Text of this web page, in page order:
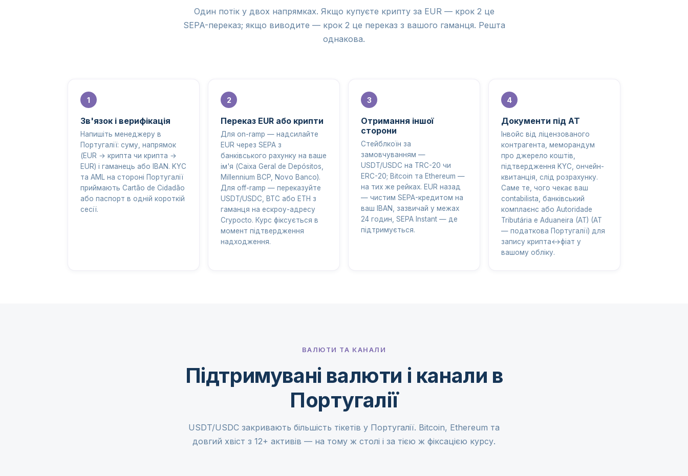
Один потік у двох напрямках. Якщо купуєте крипту за EUR — крок 2 це
SEPA-переказ; якщо виводите — крок 2 це переказ з вашого гаманця. Решта
однакова.
Зв'язок і верифікація
Напишіть менеджеру в
Португалії: суму, напрямок
(EUR → крипта чи крипта →
EUR) і гаманець або IBAN. KYC
та AML на стороні Португалії
приймають Cartão de Cidadão
або паспорт в одній короткій
сесії.
Переказ EUR або крипти
Для on-ramp — надсилайте
EUR через SEPA з
банківського рахунку на ваше
ім'я (Caixa Geral de Depósitos,
Millennium BCP, Novo Banco).
Для off-ramp — переказуйте
USDT/USDC, BTC або ETH з
гаманця на ескроу-адресу
Crypocto. Курс фіксується в
момент підтвердження
надходження.
Отримання іншої
сторони
Стейблкоїн за
замовчуванням —
USDT/USDC на TRC-20 чи
ERC-20; Bitcoin та Ethereum —
на тих же рейках. EUR назад
— чистим SEPA-кредитом на
ваш IBAN, зазвичай у межах
24 годин, SEPA Instant — де
підтримується.
Документи під AT
Інвойс від ліцензованого
контрагента, меморандум
про джерело коштів,
підтвердження KYC, ончейн-
квитанція, слід розрахунку.
Саме те, чого чекає ваш
contabilista, банківський
комплаєнс або Autoridade
Tributária e Aduaneira (AT) (AT
— податкова Португалії) для
запису крипта↔фіат у
вашому обліку.
ВАЛЮТИ ТА КАНАЛИ
Підтримувані валюти і канали в
Португалії
USDT/USDC закривають більшість тікетів у Португалії. Bitcoin, Ethereum та
довгий хвіст з 12+ активів — на тому ж столі і за тією ж фіксацією курсу.